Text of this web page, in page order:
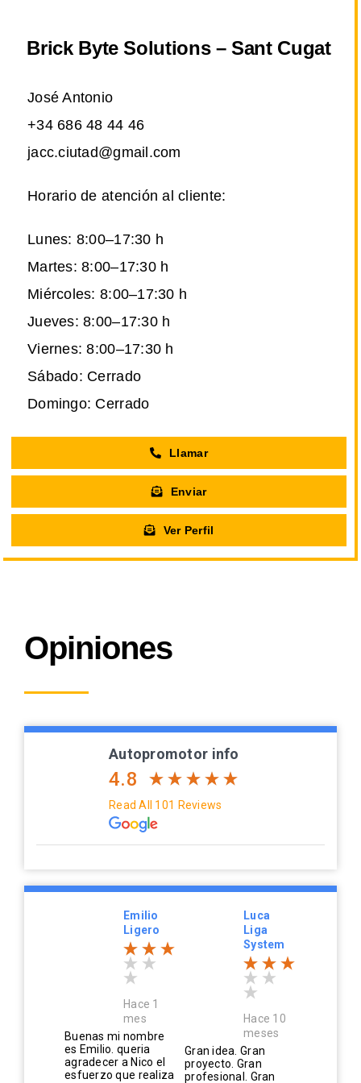
Brick Byte Solutions – Sant Cugat
José Antonio
+34 686 48 44 46
jacc.ciutad@gmail.com
Horario de atención al cliente:
Lunes: 8:00–17:30 h
Martes: 8:00–17:30 h
Miércoles: 8:00–17:30 h
Jueves: 8:00–17:30 h
Viernes: 8:00–17:30 h
Sábado: Cerrado
Domingo: Cerrado
Llamar
Enviar
Ver Perfil
Opiniones
Autopromotor info
4.8
Read All 101 Reviews
Emilio
Ligero
Hace 1
mes
Buenas mi nombre
es Emilio. queria
agradecer a Nico el
esfuerzo que realiza
Luca
Liga
System
Hace 10
meses
Gran idea. Gran
proyecto. Gran
profesional. Gran